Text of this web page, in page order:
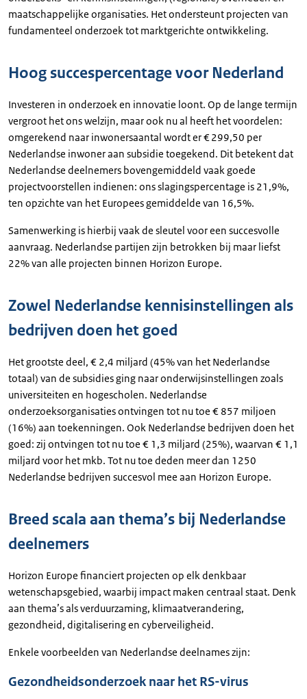
maatschappelijke organisaties. Het ondersteunt projecten van
fundamenteel onderzoek tot marktgerichte ontwikkeling.
Hoog succespercentage voor Nederland
Investeren in onderzoek en innovatie loont. Op de lange termijn
vergroot het ons welzijn, maar ook nu al heeft het voordelen:
omgerekend naar inwonersaantal wordt er € 299,50 per
Nederlandse inwoner aan subsidie toegekend. Dit betekent dat
Nederlandse deelnemers bovengemiddeld vaak goede
projectvoorstellen indienen: ons slagingspercentage is 21,9%,
ten opzichte van het Europees gemiddelde van 16,5%.
Samenwerking is hierbij vaak de sleutel voor een succesvolle
aanvraag. Nederlandse partijen zijn betrokken bij maar liefst
22% van alle projecten binnen Horizon Europe.
Zowel Nederlandse kennisinstellingen als
bedrijven doen het goed
Het grootste deel, € 2,4 miljard (45% van het Nederlandse
totaal) van de subsidies ging naar onderwijsinstellingen zoals
universiteiten en hogescholen. Nederlandse
onderzoeksorganisaties ontvingen tot nu toe € 857 miljoen
(16%) aan toekenningen. Ook Nederlandse bedrijven doen het
goed: zij ontvingen tot nu toe € 1,3 miljard (25%), waarvan € 1,1
miljard voor het mkb. Tot nu toe deden meer dan 1250
Nederlandse bedrijven succesvol mee aan Horizon Europe.
Breed scala aan thema’s bij Nederlandse
deelnemers
Horizon Europe financiert projecten op elk denkbaar
wetenschapsgebied, waarbij impact maken centraal staat. Denk
aan thema’s als verduurzaming, klimaatverandering,
gezondheid, digitalisering en cyberveiligheid.
Enkele voorbeelden van Nederlandse deelnames zijn:
Gezondheidsonderzoek naar het RS-virus